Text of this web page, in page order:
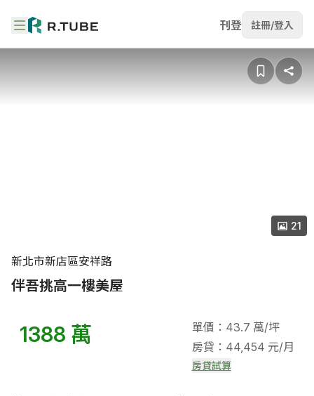
刊登 註冊/登入
新北市新店區安祥路
伴吾挑高一樓美屋
21
1388 萬
單價：43.7 萬/坪
房貸：44,454 元/月
房貸試算